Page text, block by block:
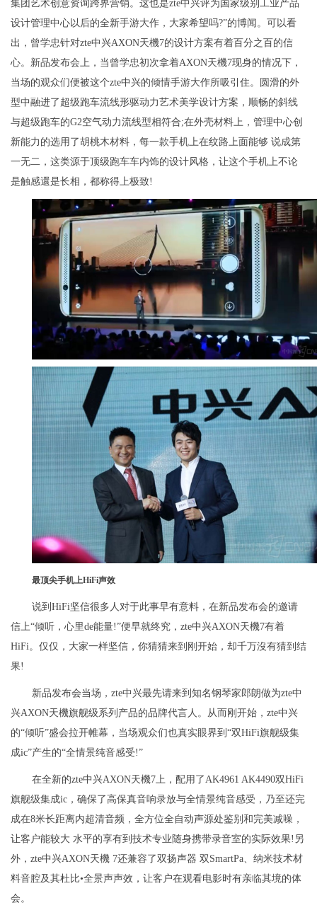
集团艺术创意资询跨界营销。这也是zte中兴评为国家级别工业产品
设计管理中心以后的全新手游大作，大家希望吗?”的博闻。可以看
出，曾学忠针对zte中兴AXON天機7的设计方案有着百分之百的信
心。新品发布会上，当曾学忠初次拿着AXON天機7现身的情况下，
当场的观众们便被这个zte中兴的倾情手游大作所吸引住。圆滑的外
型中融进了超级跑车流线形驱动力艺术美学设计方案，顺畅的斜线
与超级跑车的G2空气动力流线型相符合;在外壳材料上，管理中心创
新能力的选用了胡桃木材料，每一款手机上在纹路上面能够 说成第
一无二，这类源于顶级跑车车内饰的设计风格，让这个手机上不论
是触感還是长相，都称得上极致!
最顶尖手机上HiFi声效
说到HiFi坚信很多人对于此事早有意料，在新品发布会的邀请
信上“倾听，心里de能量!”便早就终究，zte中兴AXON天機7有着
HiFi。仅仅，大家一样坚信，你猜猜来到刚开始，却千万沒有猜到结
果!
新品发布会当场，zte中兴最先请来到知名钢琴家郎朗做为zte中
兴AXON天機旗舰级系列产品的品牌代言人。从而刚开始，zte中兴
的“倾听”盛会拉开帷幕，当场观众们也真实眼界到“双HiFi旗舰级集
成ic”产生的“全情景纯音感受!”
在全新的zte中兴AXON天機7上，配用了AK4961 AK4490双HiFi
旗舰级集成ic，确保了高保真音响录放与全情景纯音感受，乃至还完
成在8米长距离内超清音频，全方位全自动声源处鉴别和完美减噪，
让客户能较大 水平的享有到技术专业随身携带录音室的实际效果!另
外，zte中兴AXON天機 7还兼容了双扬声器 双SmartPa、纳米技术材
料音腔及其杜比•全景声声效，让客户在观看电影时有亲临其境的体
会。